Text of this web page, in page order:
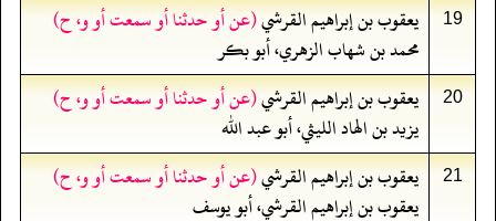
19 يعقوب بن إبراهيم القرشي(عن أو حدثنا أو سمعت أو و، ح)
محمد بن شهاب الزهري، أبو بكر
20 يعقوب بن إبراهيم القرشي(عن أو حدثنا أو سمعت أو و، ح)
يزيد بن الهاد الليثي، أبو عبد الله
21 يعقوب بن إبراهيم القرشي(عن أو حدثنا أو سمعت أو و، ح)
يعقوب بن إبراهيم القرشي، أبو يوسف